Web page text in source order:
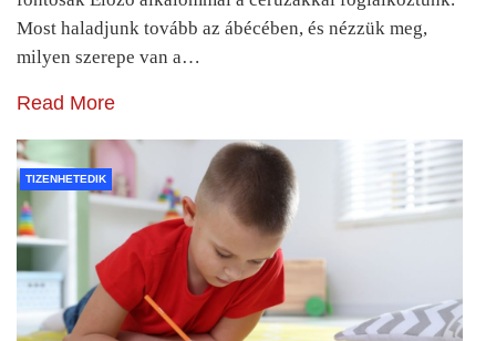
Most haladjunk tovább az ábécében, és nézzük meg,
milyen szerepe van a…
Read More
TIZENHETEDIK